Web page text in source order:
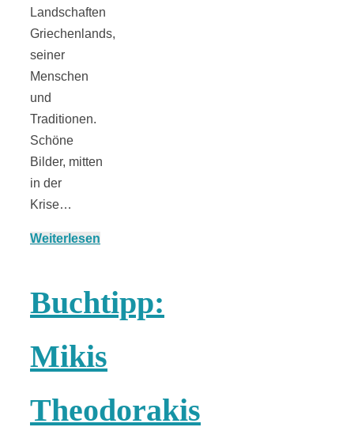
Landschaften
Griechenlands,
seiner
Menschen
und
Traditionen.
Schöne
Bilder, mitten
in der
Krise…
Weiterlesen
Buchtipp:
Mikis
Theodorakis
Ismaninger